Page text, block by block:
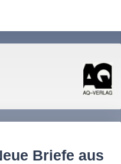
Briefe aus